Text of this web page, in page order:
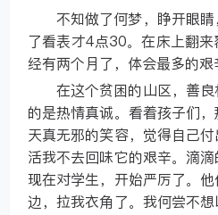
不知做了何梦，睁开眼
了看表才4点30。在床上翻
经有两个月了，体会最多的艰
在这个贫困的山区，善
的是热情真诚。看着孩子们
天真无邪的笑容，觉得自己
活我不去回味它的艰辛。滴
现在对学生，开始严厉了。
边，拉我衣角了。我何尝不